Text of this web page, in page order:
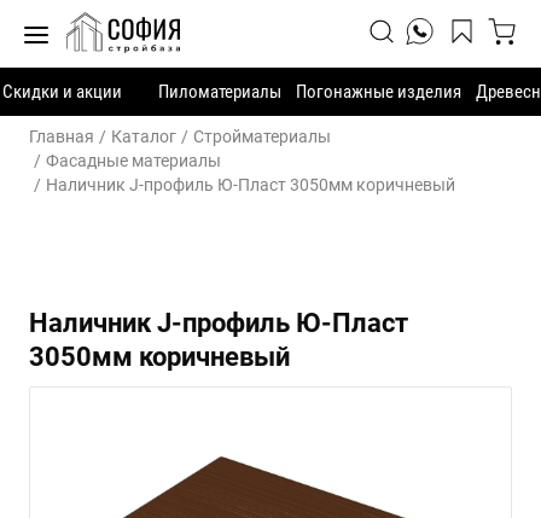
Скидки и акции Пиломатериалы Погонажные изделия
Главная Каталог
Стройматериалы
Фасадные материалы
Наличник J-профиль Ю-Пласт 3050мм коричневый
Наличник J-профиль Ю-Пласт
3050мм коричневый